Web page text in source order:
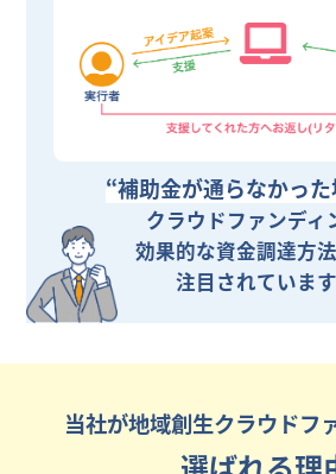
“補助金が通らなかっ
クラウドファンディ
効果的な資金調達方
注目されています
当社が地域創生クラウドフ